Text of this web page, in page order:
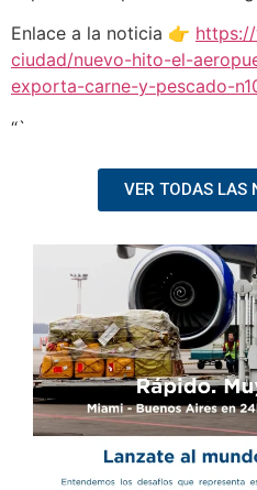
Enlace a la noticia 👉
ciudad/nuevo-hito-el-
exporta-carne-y-pescado-
“`
VER TODAS LAS